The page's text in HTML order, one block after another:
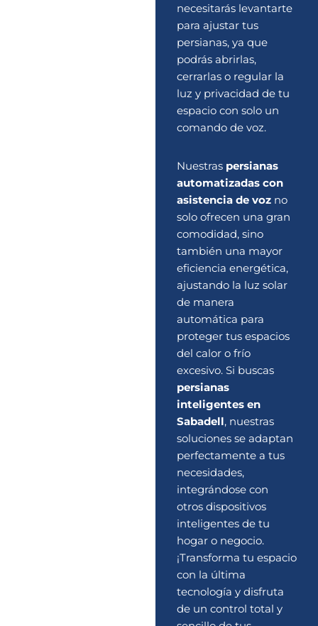
necesitarás levantarte
para ajustar tus
persianas, ya que
podrás abrirlas,
cerrarlas o regular la
luz y privacidad de tu
espacio con solo un
comando de voz.
Nuestras persianas
automatizadas con
asistencia de vozno
solo ofrecen una gran
comodidad, sino
también una mayor
eficiencia energética,
ajustando la luz solar
de manera
automática para
proteger tus espacios
del calor o frío
excesivo. Si buscas
persianas
inteligentes en
Sabadell, nuestras
soluciones se adaptan
perfectamente a tus
necesidades,
integrándose con
otros dispositivos
inteligentes de tu
hogar o negocio.
¡Transforma tu espacio
con la última
tecnología y disfruta
de un control total y